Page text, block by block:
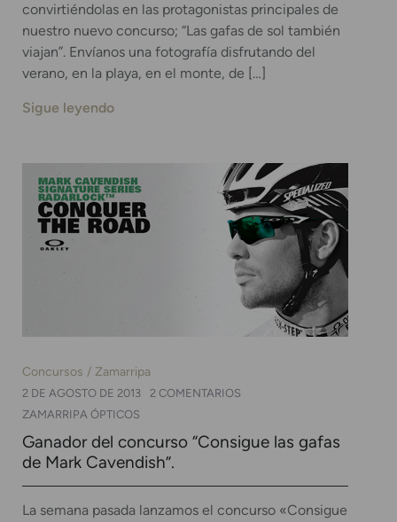
convirtiéndolas en las protagonistas principales de
nuestro nuevo concurso; “Las gafas de sol también
viajan”. Envíanos una fotografía disfrutando del
verano, en la playa, en el monte, de […]
Sigue leyendo
Concursos Zamarripa
2 DE AGOSTO DE 2013
2 COMENTARIOS
ZAMARRIPA ÓPTICOS
Ganador del concurso “Consigue las gafas
de Mark Cavendish”.
La semana pasada lanzamos el concurso «Consigue